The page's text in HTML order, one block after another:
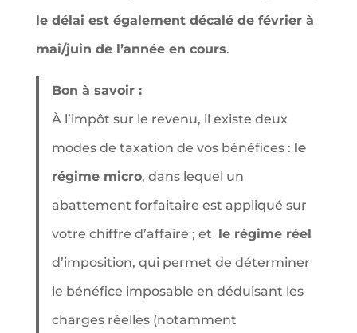
le délai est également décalé de février à
mai/juin de l’année en cours.
Bon à savoir :
À l’impôt sur le revenu, il existe deux
modes de taxation de vos bénéfices : le
régime micro, dans lequel un
abattement forfaitaire est appliqué sur
votre chiffre d’affaire ; et le régime réel
d’imposition, qui permet de déterminer
le bénéfice imposable en déduisant les
charges réelles (notamment